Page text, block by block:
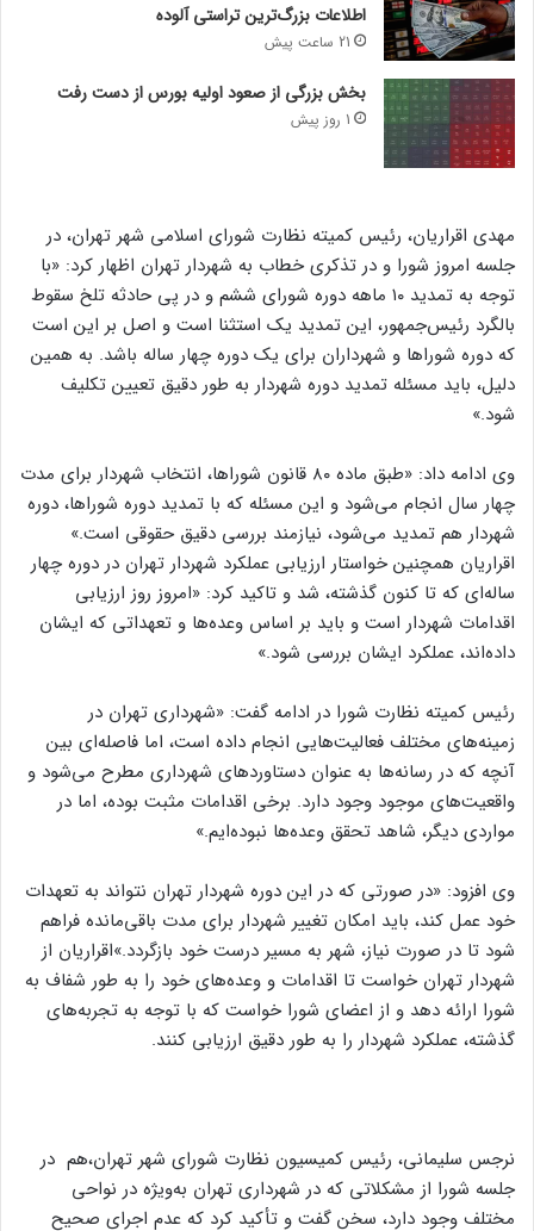
اطلاعات بزرگ‌ترین تراستی‌ آلوده
21 ساعت پیش
بخش بزرگی از صعود اولیه بورس از دست رفت
1 روز پیش
مهدی اقراریان، رئیس کمیته نظارت شورای اسلامی شهر تهران، در
جلسه امروز شورا و در تذکری خطاب به شهردار تهران اظهار کرد: «با
توجه به تمدید ۱۰ ماهه دوره شورای ششم و در پی حادثه تلخ سقوط
بالگرد رئیس‌جمهور، این تمدید یک استثنا است و اصل بر این است
که دوره شوراها و شهرداران برای یک دوره چهار ساله باشد. به همین
دلیل، باید مسئله تمدید دوره شهردار به طور دقیق تعیین تکلیف
شود.»
وی ادامه داد: «طبق ماده ۸۰ قانون شوراها، انتخاب شهردار برای مدت
چهار سال انجام می‌شود و این مسئله که با تمدید دوره شوراها، دوره
شهردار هم تمدید می‌شود، نیازمند بررسی دقیق حقوقی است.»
اقراریان همچنین خواستار ارزیابی عملکرد شهردار تهران در دوره چهار
ساله‌ای که تا کنون گذشته، شد و تاکید کرد: «امروز روز ارزیابی
اقدامات شهردار است و باید بر اساس وعده‌ها و تعهداتی که ایشان
داده‌اند، عملکرد ایشان بررسی شود.»
رئیس کمیته نظارت شورا در ادامه گفت: «شهرداری تهران در
زمینه‌های مختلف فعالیت‌هایی انجام داده است، اما فاصله‌ای بین
آنچه که در رسانه‌ها به عنوان دستاوردهای شهرداری مطرح می‌شود و
واقعیت‌های موجود وجود دارد. برخی اقدامات مثبت بوده، اما در
مواردی دیگر، شاهد تحقق وعده‌ها نبوده‌ایم.»
وی افزود: «در صورتی که در این دوره شهردار تهران نتواند به تعهدات
خود عمل کند، باید امکان تغییر شهردار برای مدت باقی‌مانده فراهم
شود تا در صورت نیاز، شهر به مسیر درست خود بازگردد.»اقراریان از
شهردار تهران خواست تا اقدامات و وعده‌های خود را به طور شفاف به
شورا ارائه دهد و از اعضای شورا خواست که با توجه به تجربه‌های
گذشته، عملکرد شهردار را به طور دقیق ارزیابی کنند.
نرجس سلیمانی، رئیس کمیسیون نظارت شورای شهر تهران،هم در
جلسه شورا از مشکلاتی که در شهرداری تهران به‌ویژه در نواحی
مختلف وجود دارد، سخن گفت و تأکید کرد که عدم اجرای صحیح